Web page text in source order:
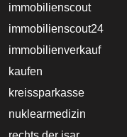
immobilienscout
immobilienscout24
immobilienverkauf
kaufen
kreissparkasse
nuklearmedizin